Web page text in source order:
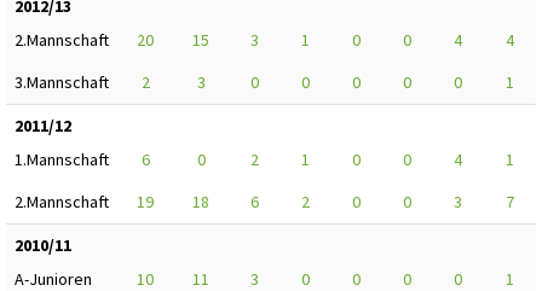
2012/13
2.Mannschaft
20 15 3 1 0 0 4
4
3.Mannschaft
2 3 0 0 0 0 0
1
2011/12
1.Mannschaft
6 0 2 1 0 0 4
1
2.Mannschaft
19 18 6 2 0 0 3
7
2010/11
A-Junioren
10 11 3 0 0 0 0 1